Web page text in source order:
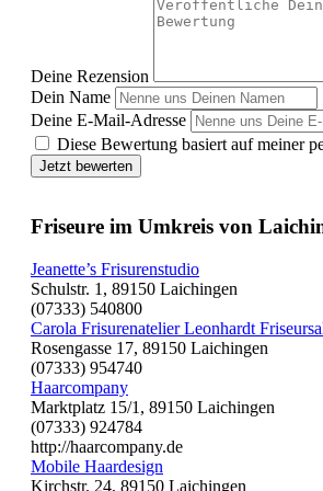
Deine Rezension
Dein Name
Deine E-Mail-Adresse
Diese Bewertung basiert auf meiner
Jetzt bewerten
Friseure im Umkreis von
Jeanette’s Frisurenstudio
Schulstr. 1, 89150 Laichingen
(07333) 540800
Carola Frisurenatelier Leonhardt
Rosengasse 17, 89150 Laichingen
(07333) 954740
Haarcompany
Marktplatz 15/1, 89150 Laichingen
(07333) 924784
http://haarcompany.de
Mobile Haardesign
Kirchstr. 24, 89150 Laichingen